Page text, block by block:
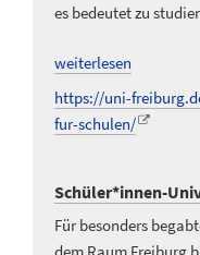
es bedeutet zu
weiterlesen
https://uni-
fur-schulen/
Schüler*innen-
Für besonders